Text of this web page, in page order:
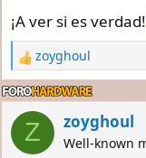
¡A ver si es
R
e
a
c
i
zoyghoul
Z zoyghoul
Well-known